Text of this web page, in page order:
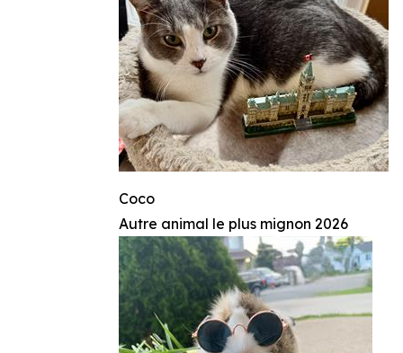
Coco
Autre animal le plus mignon 2026